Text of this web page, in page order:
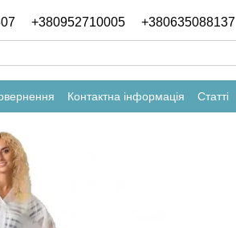
+380952710005 +380635088137
Контактна інформація Статті